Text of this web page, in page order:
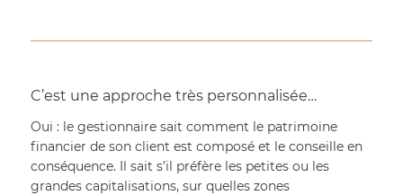
C’est une approche très personnalisée…
Oui : le gestionnaire sait comment le patrimoine
financier de son client est composé et le conseille en
conséquence. Il sait s’il préfère les petites ou les
grandes capitalisations, sur quelles zones